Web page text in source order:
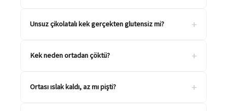
Unsuz çikolatalı kek gerçekten glutensiz mi? +
Kek neden ortadan çöktü? +
Ortası ıslak kaldı, az mı pişti? +